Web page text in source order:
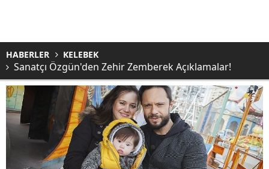
HABERLER KELEBEK
Sanatçı Özgün'den Zehir Zemberek Açıklamalar!